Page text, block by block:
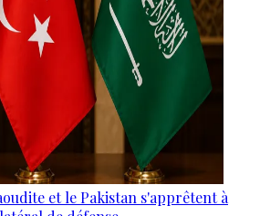
et le Pakistan s'apprêtent à